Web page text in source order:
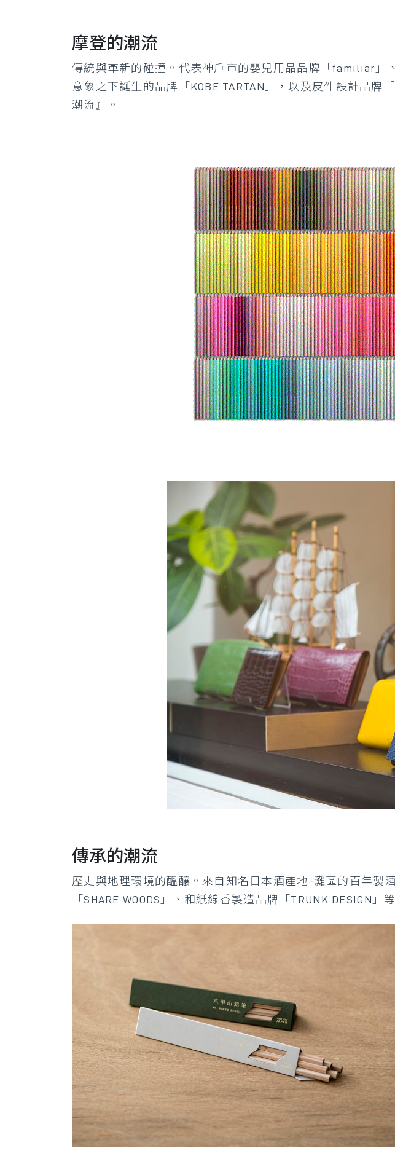
摩登的潮流
傳統與革新的碰撞。代表神戶市的嬰兒用品品牌「familiar」
意象之下誕生的品牌「KOBE TARTAN」，以及皮件設計品牌
潮流』。
傳承的潮流
歷史與地理環境的醞釀。來自知名日本酒產地-灘區的百年製
「SHARE WOODS」、和紙線香製造品牌「TRUNK DESIGN